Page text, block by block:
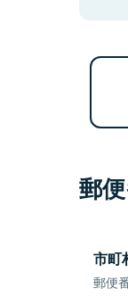
郵
市町
郵便